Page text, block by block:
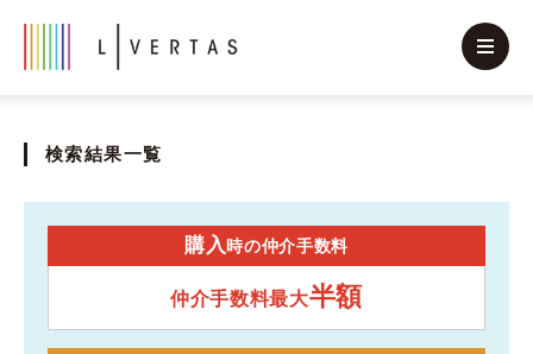
検索結果一覧
購入時の仲介手数料
仲介手数料最大半額